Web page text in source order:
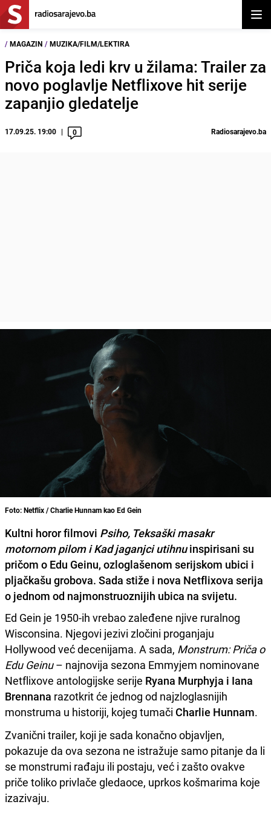
/ MAGAZIN / MUZIKA/FILM/LEKTIRA
Priča koja ledi krv u žilama: Trailer za
novo poglavlje Netflixove hit serije
zapanjio gledatelje
17.09.25. 19:00 0 Radiosarajevo.ba
Foto: Netflix / Charlie Hunnam kao Ed Gein
Kultni horor filmovi Psiho, Teksaški masakr
motornom pilom i Kad jaganjci utihnuinspirisani su
pričom o Edu Geinu, ozloglašenom serijskom ubici i
pljačkašu grobova. Sada stiže i nova Netflixova serija
o jednom od najmonstruoznijih ubica na svijetu.
Ed Gein je 1950-ih vrebao zaleđene njive ruralnog
Wisconsina. Njegovi jezivi zločini proganjaju
Hollywood već decenijama. A sada, Monstrum: Priča o
Edu Geinu– najnovija sezona Emmyjem nominovane
Netflixove antologijske serije Ryana Murphyja i Iana
Brennana razotkrit će jednog od najzloglasnijih
monstruma u historiji, kojeg tumači Charlie Hunnam.
Zvanični trailer, koji je sada konačno objavljen,
pokazuje da ova sezona ne istražuje samo pitanje da li
se monstrumi rađaju ili postaju, već i zašto ovakve
priče toliko privlače gledaoce, uprkos košmarima koje
izazivaju.